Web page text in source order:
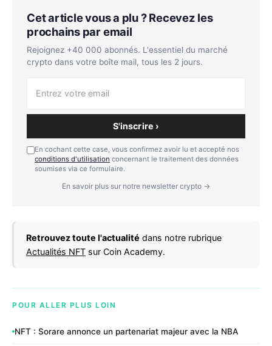
Cet article vous a plu ? Recevez les
prochains par email
Rejoignez +40 000 abonnés. L'essentiel du marché
crypto dans votre boîte mail, tous les 2 jours.
S'inscrire ›
En cochant cette case, vous confirmez avoir lu et accepté nos
conditions d'utilisation concernant le traitement des données
soumises via ce formulaire.
En savoir plus sur notre newsletter crypto →
Retrouvez toute l'actualité dans notre rubrique
Actualités NFT sur Coin Academy.
POUR ALLER PLUS LOIN
NFT : Sorare annonce un partenariat majeur avec la NBA